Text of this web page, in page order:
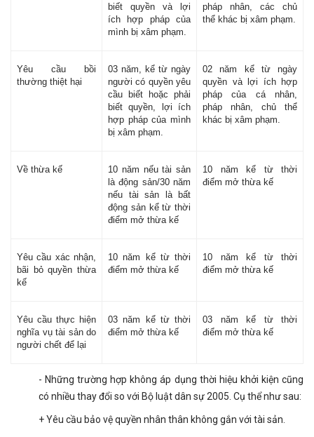
biết quyền và lợi
ích hợp pháp của
mình bị xâm phạm.
pháp nhân, các chủ
thể khác bị xâm phạm.
Yêu cầu bồi
thường thiệt hại
03 năm, kể từ ngày
người có quyền yêu
cầu biết hoặc phải
biết quyền, lợi ích
hợp pháp của mình
bị xâm phạm.
02 năm kể từ ngày
quyền và lợi ích hợp
pháp của cá nhân,
pháp nhân, chủ thể
khác bị xâm phạm.
Về thừa kế
10 năm nếu tài sản
là động sản/30 năm
nếu tài sản là bất
động sản kể từ thời
điểm mở thừa kế
10 năm kể từ thời
điểm mở thừa kế
Yêu cầu xác nhận,
bãi bỏ quyền thừa
kế
10 năm kể từ thời
điểm mở thừa kế
10 năm kể từ thời
điểm mở thừa kế
Yêu cầu thực hiện
nghĩa vụ tài sản do
người chết để lại
03 năm kể từ thời
điểm mở thừa kế
03 năm kể từ thời
điểm mở thừa kế
- Những trường hợp không áp dụng thời hiệu khởi kiện cũng
có nhiều thay đổi so với Bộ luật dân sự 2005. Cụ thể như sau:
+ Yêu cầu bảo vệ quyền nhân thân không gắn với tài sản.